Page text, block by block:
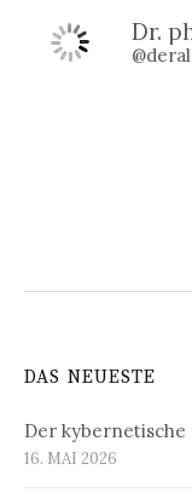
DAS NEUESTE
Der kybernetische
16. MAI 2026